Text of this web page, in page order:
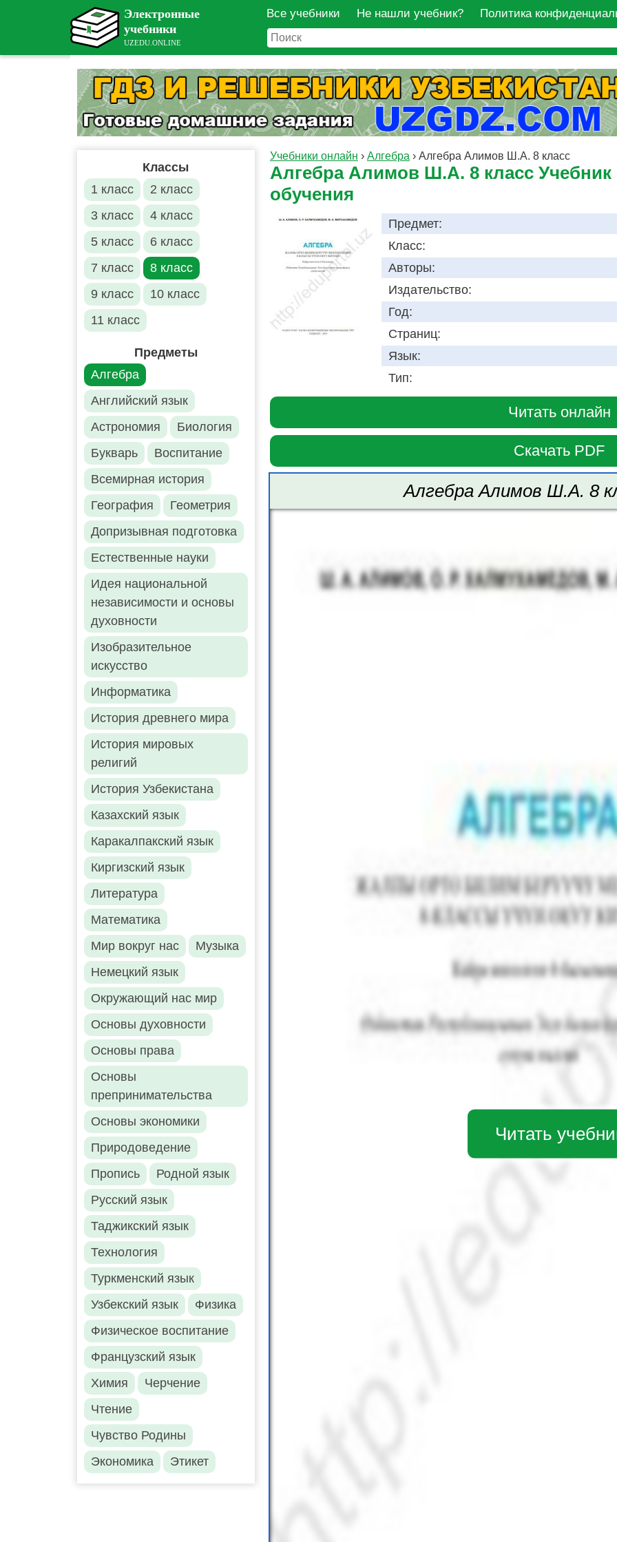
Все учебники Не нашли учебник? Политика
Классы
1 класс
2 класс
3 класс
4 класс
5 класс
6 класс
7 класс
8 класс
9 класс
10 класс
11 класс
Предметы
Алгебра
Английский язык
Астрономия
Биология
Букварь
Воспитание
Всемирная история
География
Геометрия
Допризывная подготовка
Естественные науки
Идея национальной
независимости и основы
духовности
Изобразительное
искусство
Информатика
История древнего мира
История мировых
религий
История Узбекистана
Казахский язык
Каракалпакский язык
Киргизский язык
Литература
Математика
Мир вокруг нас
Музыка
Немецкий язык
Окружающий нас мир
Основы духовности
Основы права
Основы
препринимательства
Основы экономики
Природоведение
Пропись
Родной язык
Русский язык
Таджикский язык
Технология
Туркменский язык
Узбекский язык
Физика
Физическое воспитание
Французский язык
Химия
Черчение
Чтение
Чувство Родины
Экономика
Этикет
Учебники онлайн › Алгебра › Алгебра Алимов Ш.А. 8 класс
Алгебра Алимов Ш.А. 8 класс Учебник
обучения
Предмет:
Класс:
Авторы:
Издательство:
Год:
Страниц:
Язык:
Тип:
Читать онлайн
Скачать PDF
Алгебра Алимов Ш.А. 8
Читать